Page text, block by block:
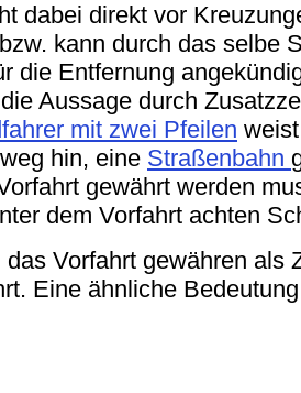
dabei direkt vor
kann durch das selbe
die Entfernung
Aussage durch
mit zwei Pfeilen
hin, eine Straßenbahn
gewährt werden
dem Vorfahrt achten
Vorfahrt gewähren als
Eine ähnliche